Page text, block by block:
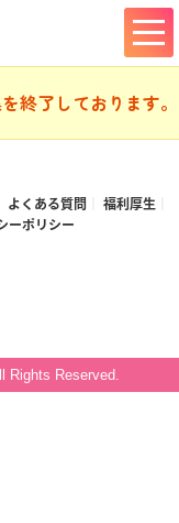
終了しております。
よくある質問
福利厚生
ーポリシー
Rights Reserved.